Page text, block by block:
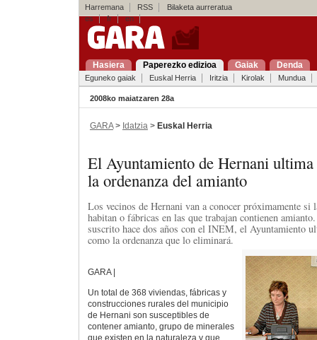
Harremana RSS
Bilaketa aurreratua
es
fr en
Hasiera Paperezko edizioa Gaiak Denda
Eguneko gaiak Euskal Herria Iritzia Kirolak Mundua
2008ko maiatzaren 28a
GARA> Idatzia > Euskal Herria
El Ayuntamiento de Hernani
la ordenanza del amianto
Los vecinos de Hernani van a conocer próximamente si
habitan o fábricas en las que trabajan contienen
suscrito hace dos años con el INEM, el Ayuntamiento
como la ordenanza que lo eliminará.
GARA |
Un total de 368 viviendas, fábricas y
construcciones rurales del municipio
de Hernani son susceptibles de
contener amianto, grupo de minerales
que existen en la naturaleza y que